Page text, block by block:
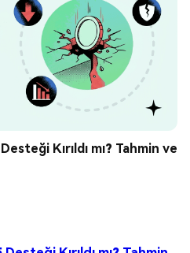
Kırıldı mı? Tahmin ve